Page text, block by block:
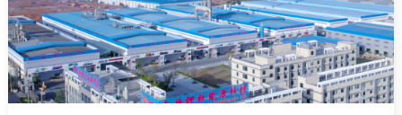
生产线、有机硅发泡制品连续化生产线等多系列高
性能自动生产线，以及捏合机、行星搅拌机、静态
混合机、自动分装机、动力混合机、强力分散机等
专机产品。
术研究中心以及佛山市市级企业技术中心，拥有业
内领先的高温硫化硅橡胶连续化自动生产线，并设
有高水平的实验和试验场地。